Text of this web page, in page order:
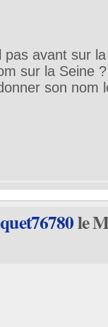
pas avant sur
sur la Seine ?
son nom
le